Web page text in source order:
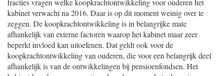
fracties vragen welke koopkrachtontwikkeling voor ouderen het
kabinet verwacht na 2016. Daar is op dit moment weinig over te
zeggen. De koopkrachtontwikkeling is in belangrijke mate
afhankelijk van externe factoren waarop het kabinet maar zeer
beperkt invloed kan uitoefenen. Dat geldt ook voor de
koopkrachtontwikkeling van ouderen, die voor een belangrijk deel
afhankelijk is van de ontwikkelingen bij pensioenfondsen. Het